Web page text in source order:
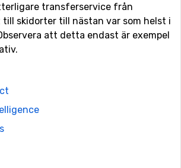
transferservice från
till skidorter till nästan var som helst i
att detta endast är exempel